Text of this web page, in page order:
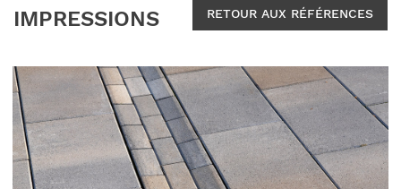
IMPRESSIONS RETOUR AUX RÉFÉRENCES